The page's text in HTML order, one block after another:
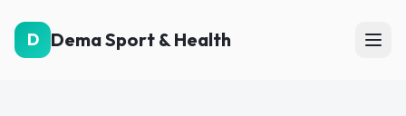
D Dema Sport & Health